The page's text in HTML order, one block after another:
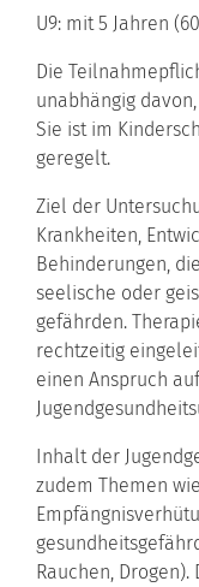
U9: mit 5 Jahren
Die
unabhängig
Sie ist im
geregelt.
Ziel der
Krankheiten,
Behinderungen,
seelische oder
gefährden.
rechtzeitig
einen Anspruch
Inhalt der
zudem Themen
Rauchen,